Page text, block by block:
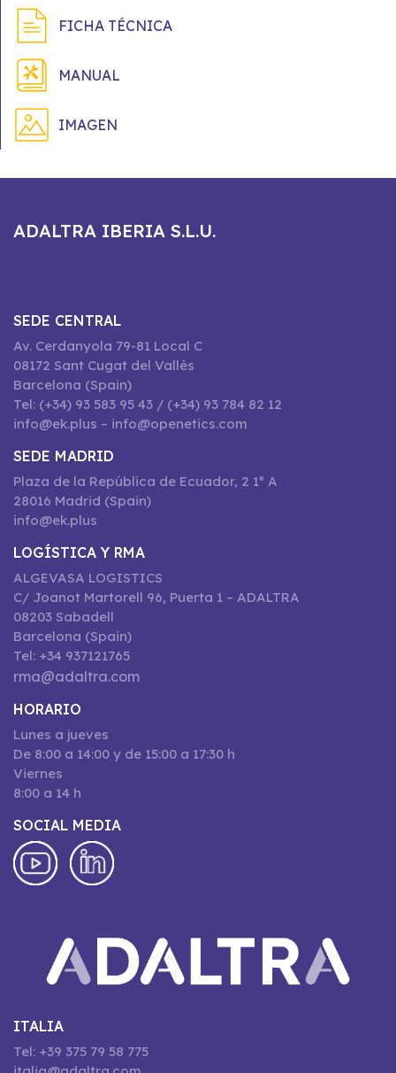
FICHA TÉCNICA
MANUAL
IMAGEN
ADALTRA IBERIA S.L.U.
SEDE CENTRAL
Av. Cerdanyola 79-81 Local C
08172 Sant Cugat del Vallès
Barcelona (Spain)
Tel: (+34) 93 583 95 43 / (+34) 93 784 82 12
info@ek.plus – info@openetics.com
SEDE MADRID
Plaza de la República de Ecuador, 2 1º A
28016 Madrid (Spain)
info@ek.plus
LOGÍSTICA Y RMA
ALGEVASA LOGISTICS
C/ Joanot Martorell 96, Puerta 1 – ADALTRA
08203 Sabadell
Barcelona (Spain)
Tel: +34 937121765
rma@adaltra.com
HORARIO
Lunes a jueves
De 8:00 a 14:00 y de 15:00 a 17:30 h
Viernes
8:00 a 14 h
SOCIAL MEDIA
ITALIA
Tel: +39 375 79 58 775